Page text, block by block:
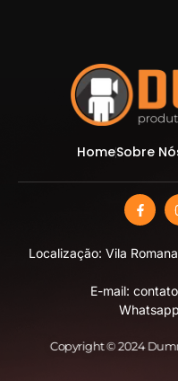
HomeSobre
Localização: Vila
E-mail:
Copyright © 2024